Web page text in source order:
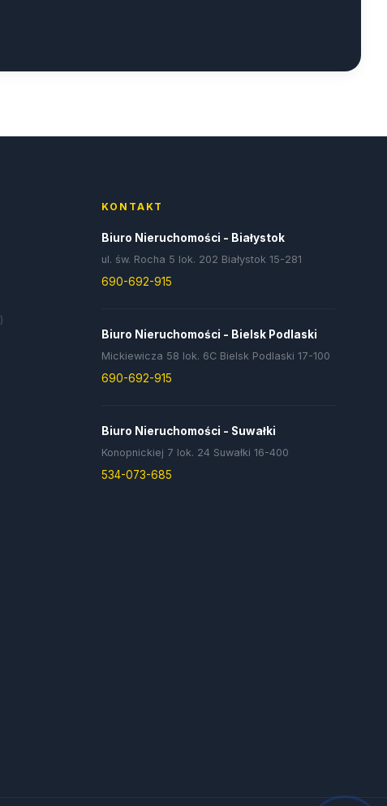
KONTAKT
Biuro Nieruchomości - Białystok
ul. św. Rocha 5 lok. 202 Białystok 15-281
690-692-915
Biuro Nieruchomości - Bielsk Podlaski
Mickiewicza 58 lok. 6C Bielsk Podlaski 17-100
690-692-915
Biuro Nieruchomości - Suwałki
Konopnickiej 7 lok. 24 Suwałki 16-400
534-073-685